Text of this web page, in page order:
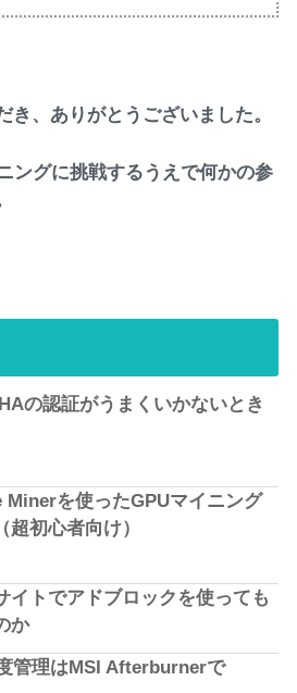
き、ありがとうございました。
ングに挑戦するうえで何かの参
の認証がうまくいかないとき
Minerを使ったGPUマイニング
超初心者向け）
イトでアドブロックを使っても
か
管理はMSI Afterburnerで